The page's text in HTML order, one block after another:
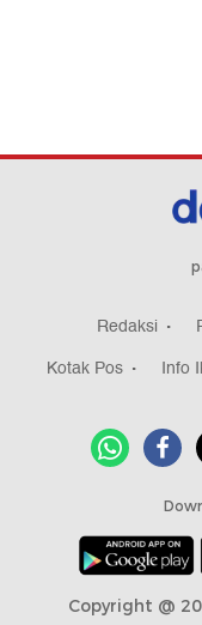
Redaksi
Kotak Pos
Info
Copyright @